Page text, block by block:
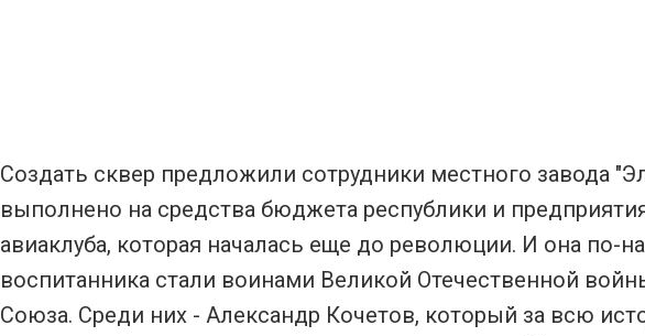
Создать сквер предложили сотрудники местного завода
выполнено на средства бюджета республики и
авиаклуба, которая началась еще до революции. И она по-
воспитанника стали воинами Великой Отечественной
Союза. Среди них - Александр Кочетов, который за всю